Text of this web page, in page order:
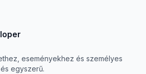
eseményekhez és személyes
egyszerű.